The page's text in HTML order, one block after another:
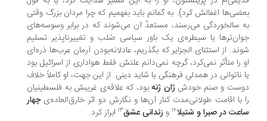
اغفالش کرد). به گمانم باید بفهمیم که چرا مردان بزرگ وقتی
سالخوردگی می‌رسند، مستعدّ آن می‌شوند که در برابر وسوسه‌های
یا سیطره‌ی یک باور سیاسی صُلب و تغییرناپذیر تسلیم
از استثنای الجزایر که بگذریم، عادلانه‌بودن آرمان عرب‌ها ذره‌ای
را متأثر نمی‌کرد، گرچه نمی‌دانم علتش فقط هواداری از اسرائیل بود
ناتوانی در همدلیِ فرهنگی یا شاید دینی. از این جهت، او کاملاً خلاف
و صنم خودشژان ژنهبود، که علاقه‌ی غریبش به فلسطینیان
با اقامت طولانی‌مدت کنار آن‌ها و نگارش دو اثر خارق‌العاده‌یچهار
در صبرا و شتیلا۱۲ وزندانی عشق۱۳ ابراز کرد.